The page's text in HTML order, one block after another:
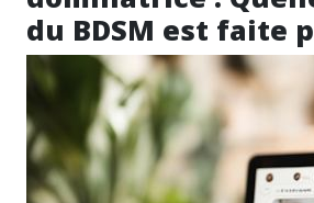
du BDSM est faite